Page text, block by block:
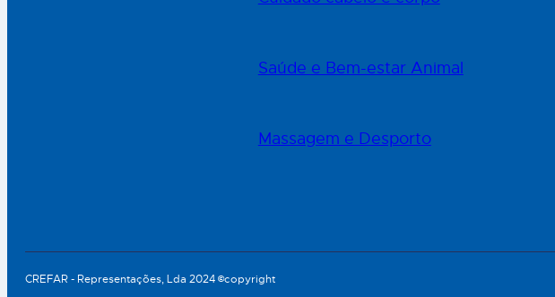
Saúde e Bem-estar Animal
Massagem e Desporto
CREFAR - Representações, Lda 2024 ©copyright